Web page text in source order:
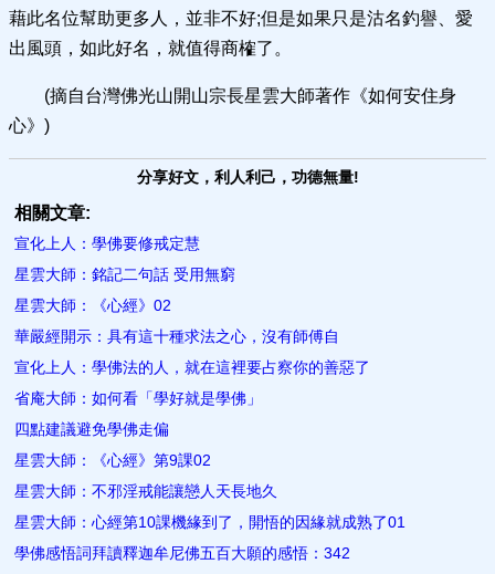
藉此名位幫助更多人，並非不好;但是如果只是沽名釣譽、愛
出風頭，如此好名，就值得商榷了。
(摘自台灣佛光山開山宗長星雲大師著作《如何安住身
心》)
分享好文，利人利己，功德無量!
相關文章:
宣化上人：學佛要修戒定慧
星雲大師：銘記二句話 受用無窮
星雲大師：《心經》02
華嚴經開示：具有這十種求法之心，沒有​師傅自
宣化上人：學佛法的人，就在這裡要占察你的善惡了
省庵大師：如何看「學好就是學佛」
四點建議避免學佛走偏
星雲大師：《心經》第9課02
星雲大師：不邪淫戒能讓戀人天長地久
星雲大師：心經第10課機緣到了，開悟的因緣就成熟了01
學佛感悟詞拜讀釋迦牟尼佛五百大願的感悟：342